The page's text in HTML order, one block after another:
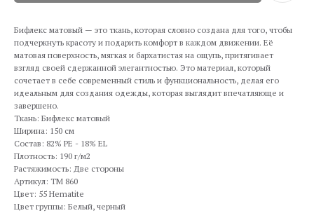
Бифлекс матовый — это ткань, которая словно создана для того, чтобы
подчеркнуть красоту и подарить комфорт в каждом движении. Её
матовая поверхность, мягкая и бархатистая на ощупь, притягивает
взгляд своей сдержанной элегантностью. Это материал, который
сочетает в себе современный стиль и функциональность, делая его
идеальным для создания одежды, которая выглядит впечатляюще и
завершено.
Ткань: Бифлекс матовый
Ширина: 150 см
Состав: 82% PE - 18% EL
Плотность: 190 г/м2
Растяжимость: Две стороны
Артикул: TM 860
Цвет: 55 Hematite
Цвет группы: Белый, черный